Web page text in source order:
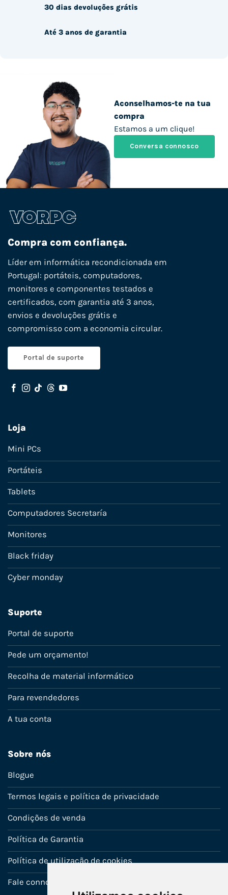
Aconselhamos-te na tua
compra
Estamos a um clique!
Conversa connosco
30 dias devoluções grátis
Até 3 anos de garantia
Compra com confiança.
Líder em informática recondicionada em
Portugal: portáteis, computadores,
monitores e componentes testados e
certificados, com garantia até 3 anos,
envios e devoluções grátis e
compromisso com a economia circular.
Portal de suporte
Loja
Mini PCs
Portáteis
Tablets
Computadores Secretaría
Monitores
Black friday
Cyber monday
Suporte
Portal de suporte
Pede um orçamento!
Recolha de material informático
Para revendedores
A tua conta
Sobre nós
Blogue
Termos legais e política de privacidade
Condições de venda
Política de Garantia
Política de utilização de cookies
Fale connosco